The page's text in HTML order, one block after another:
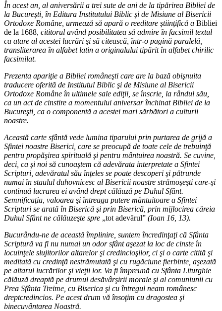
În acest an, al aniversării a trei sute de ani de la tipărirea Bibliei de
la Bucureşti, în Editura Institutului Biblic şi de Misiune al Bisericii
Ortodoxe Române, urmează să apară o reeditare ştiinţifică a Bibliei
de la 1688 , cititorul având posibilitatea să admire în facsimil textul
ca atare al acestei lucrări şi să citească, într-o pagină paralelă,
transliterarea în alfabet latin a originalului tipărit în alfabet chirilic
facsimilat.
Prezenta apariţie a Bibliei româneşti care are la bază obişnuita
traducere oferită de Institutul Biblic şi de Misiune al Bisericii
Ortodoxe Române în ultimele sale ediţii, se înscrie, la rândul său,
ca un act de cinstire a momentului aniversar închinat Bibliei de la
Bucureşti, ca o componentă a acestei mari sărbători a culturii
noastre.
Această carte sfântă vede lumina tiparului prin purtarea de grijă a
Sfintei noastre Biserici, care se preocupă de toate cele de trebuinţă
pentru propăşirea spirituală şi pentru mântuirea noastră. Se cuvine,
deci, ca şi noi să cunoaştem că adevărata interpretate a Sfintei
Scripturi, adevăratul său înţeles se poate descoperi şi pătrunde
numai în staulul duhovnicesc al Bisericii noastre strămoşeşti care-şi
continuă lucrarea ei având drept călăuză pe Duhul Sfânt.
Semnificaţia, valoarea şi întreaga putere mântuitoare a Sfintei
Scripturi se arată în Biserică şi prin Biserică, prin mijlocirea căreia
Duhul Sfânt ne călăuzeşte spre „tot adevărul” (Ioan 16, 13).
Bucurându-ne de această împlinire, suntem încredinţaţi că Sfânta
Scriptură va fi nu numai un odor sfânt aşezat la loc de cinste în
locuinţele slujitorilor altarelor şi credincioşilor, ci şi o carte citită şi
meditată cu credinţă nestrămutată şi cu rugăciune fierbinte, aşezată
pe altarul lucrărilor şi vieţii lor. Va fi împreună cu Sfânta Liturghie
călăuză dreaptă pe drumul desăvârşirii morale şi al comuniunii cu
Prea Sfânta Treime, cu Biserica şi cu întregul neam românesc
dreptcredincios. Pe acest drum vă însoţim cu dragostea şi
binecuvântarea Noastră.